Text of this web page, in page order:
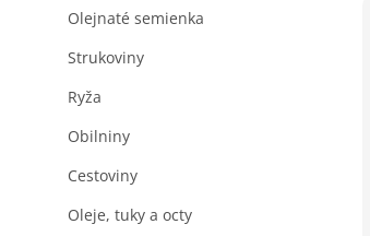
Olejnaté semienka
Strukoviny
Ryža
Obilniny
Cestoviny
Oleje, tuky a octy